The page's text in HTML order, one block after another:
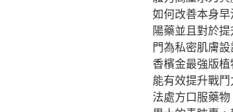
如何改善本身
陽藥並且對於
門為私密肌膚
香檳金最強版
能有效提升戰
法處方口服藥